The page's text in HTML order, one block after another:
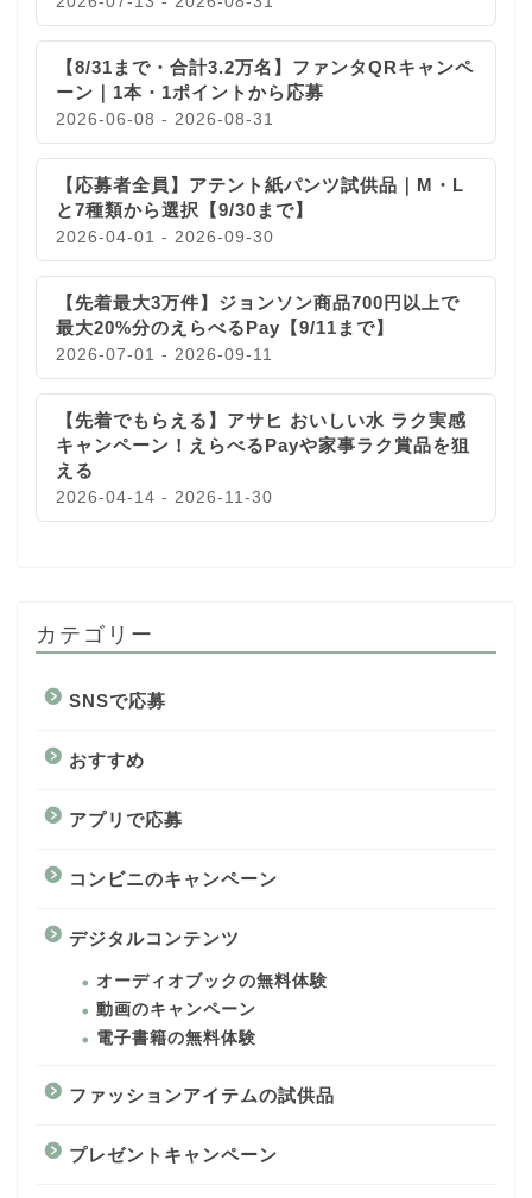
【8/31まで・合計3.2万名】ファンタQRキャンペ
ーン｜1本・1ポイントから応募
2026-06-08 - 2026-08-31
【応募者全員】アテント紙パンツ試供品｜M・L
と7種類から選択【9/30まで】
2026-04-01 - 2026-09-30
【先着最大3万件】ジョンソン商品700円以上で
最大20%分のえらべるPay【9/11まで】
2026-07-01 - 2026-09-11
【先着でもらえる】アサヒ おいしい水 ラク実感
キャンペーン！えらべるPayや家事ラク賞品を狙
える
2026-04-14 - 2026-11-30
カテゴリー
SNSで応募
おすすめ
アプリで応募
コンビニのキャンペーン
デジタルコンテンツ
オーディオブックの無料体験
動画のキャンペーン
電子書籍の無料体験
ファッションアイテムの試供品
プレゼントキャンペーン